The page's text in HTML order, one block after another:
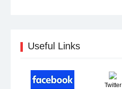
Useful Links
Twitter